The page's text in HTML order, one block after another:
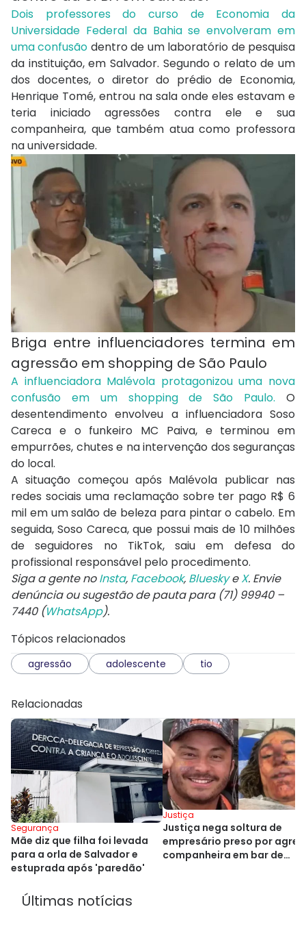
Dois professores do curso de Economia da
Universidade Federal da Bahia se envolveram em
uma confusão dentro de um laboratório de pesquisa
da instituição, em Salvador. Segundo o relato de um
dos docentes, o diretor do prédio de Economia,
Henrique Tomé, entrou na sala onde eles estavam e
teria iniciado agressões contra ele e sua
companheira, que também atua como professora
na universidade.
Briga entre influenciadores termina em
agressão em shopping de São Paulo
A influenciadora Malévola protagonizou uma nova
confusão em um shopping de São Paulo. O
desentendimento envolveu a influenciadora Soso
Careca e o funkeiro MC Paiva, e terminou em
empurrões, chutes e na intervenção dos seguranças
do local.
A situação começou após Malévola publicar nas
redes sociais uma reclamação sobre ter pago R$ 6
mil em um salão de beleza para pintar o cabelo. Em
seguida, Soso Careca, que possui mais de 10 milhões
de seguidores no TikTok, saiu em defesa do
profissional responsável pelo procedimento.
Siga a gente noInsta, Facebook, BlueskyeX. Envie
denúncia ou sugestão de pauta para (71) 99940 –
7440 (WhatsApp).
Tópicos relacionados
agressão adolescente tio
Relacionadas
Segurança
Mãe diz que filha foi levada
para a orla de Salvador e
estuprada após 'paredão'
Justiça
Justiça nega soltura de
empresário preso por
companheira em bar de
Últimas notícias